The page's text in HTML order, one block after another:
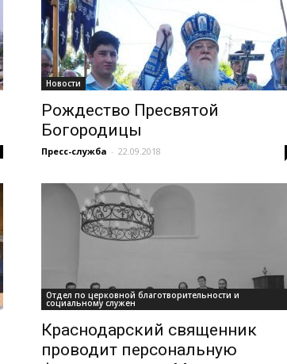
Новости
Рождество Пресвятой
Богородицы
Пресс-служба - 22.09.2018
Отдел по церковной благотворительности и
социальному служен
Краснодарский священник
проводит персональную